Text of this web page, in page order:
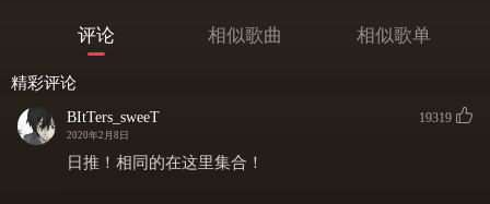
因为我知道你并不在意我的想法
But deep down inside
评论 相似歌曲 相似歌单
精彩评论
BItTers_sweeT
2020年2月8日
19319
日推！相同的在这里集合！